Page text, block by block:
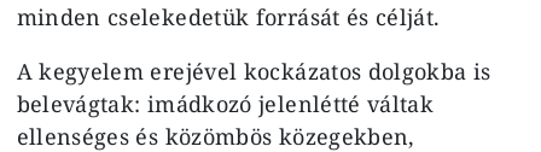
minden cselekedetük forrását és célját.
A kegyelem erejével kockázatos dolgokba is
belevágtak: imádkozó jelenlétté váltak
ellenséges és közömbös közegekben,